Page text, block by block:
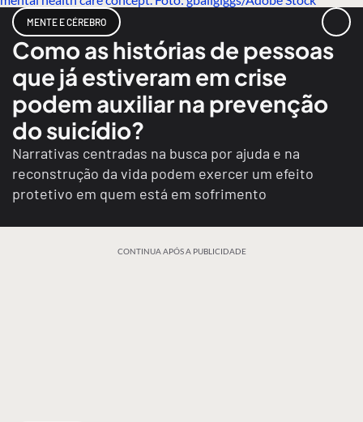
MENTE E CÉREBRO
Como as histórias de pessoas
que já estiveram em crise
podem auxiliar na prevenção
do suicídio?
Narrativas centradas na busca por ajuda e na
reconstrução da vida podem exercer um efeito
protetivo em quem está em sofrimento
CONTINUA APÓS A PUBLICIDADE